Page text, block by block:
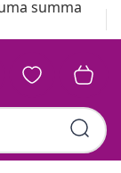
summa